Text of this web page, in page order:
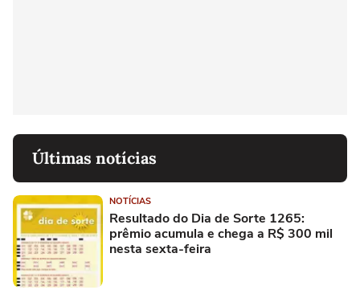
Últimas notícias
NOTÍCIAS
Resultado do Dia de Sorte 1265:
prêmio acumula e chega a R$ 300 mil
nesta sexta-feira